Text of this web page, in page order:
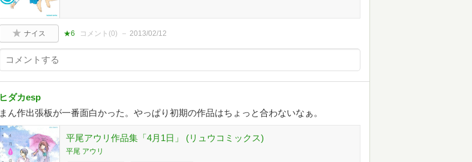
ナイス ★6 コメント(0) 2013/02/12
ヒダカesp
まん作出張板が一番面白かった。やっぱり初期の作品はちょっと合わないなぁ。
平尾アウリ作品集「4月1日」 (リュウコミックス)
平尾 アウリ